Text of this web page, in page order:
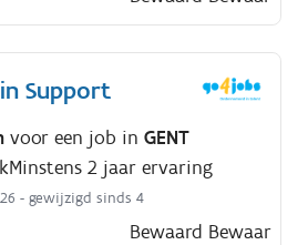
Support
voor een job in GENT
Minstens 2 jaar ervaring
- gewijzigd sinds 4
Bewaard Bewaar